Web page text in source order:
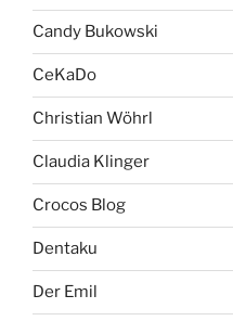
Candy Bukowski
CeKaDo
Christian Wöhrl
Claudia Klinger
Crocos Blog
Dentaku
Der Emil